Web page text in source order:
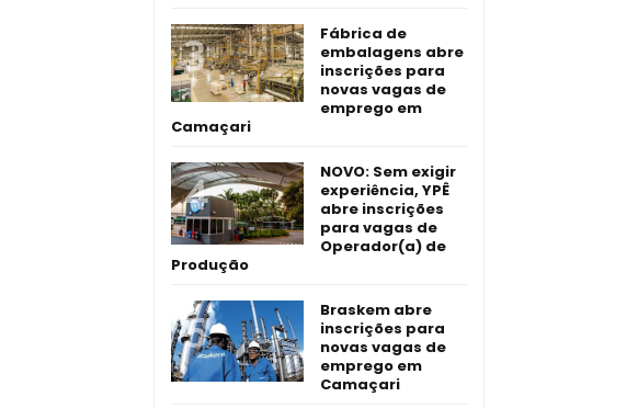
Fábrica de
embalagens abre
inscrições para
novas vagas de
emprego em
Camaçari
NOVO: Sem exigir
experiência, YPÊ
abre inscrições
para vagas de
Operador(a) de
Produção
Braskem abre
inscrições para
novas vagas de
emprego em
Camaçari